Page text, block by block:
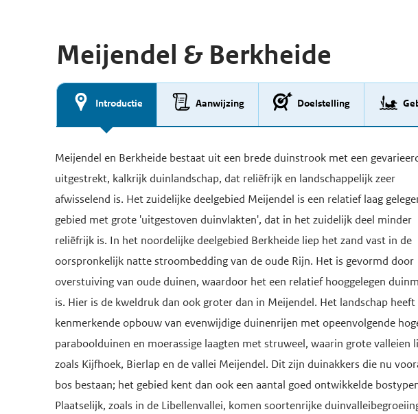
Meijendel & Berkheide
Introductie Aanwijzing Doelstelling
Meijendel en Berkheide bestaat uit een brede duinstrook met een
uitgestrekt, kalkrijk duinlandschap, dat reliëfrijk en landschappelijk zeer
afwisselend is. Het zuidelijke deelgebied Meijendel is een relatief laag
gebied met grote 'uitgestoven duinvlakten', dat in het zuidelijk deel minder
reliëfrijk is. In het noordelijke deelgebied Berkheide liep het zand vast in de
oorspronkelijk natte stroombedding van de oude Rijn. Het is gevormd door
overstuiving van oude duinen, waardoor het een relatief hooggelegen
is. Hier is de kweldruk dan ook groter dan in Meijendel. Het landschap heeft
kenmerkende opbouw van evenwijdige duinenrijen met opeenvolgende
paraboolduinen en moerassige laagten met struweel, waarin grote valleien
zoals Kijfhoek, Bierlap en de vallei Meijendel. Dit zijn duinakkers die nu
bos bestaan; het gebied kent dan ook een aantal goed ontwikkelde
Plaatselijk, zoals in de Libellenvallei, komen soortenrijke